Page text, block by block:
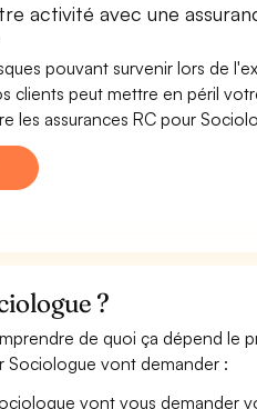
activité avec une
pouvant survenir lors de
clients peut mettre en péril
les assurances RC pour
?
de quoi ça dépend le
Sociologue vont demander :
vont vous demander